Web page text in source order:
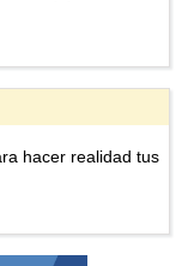
hacer realidad tus